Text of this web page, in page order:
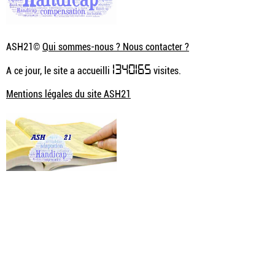
ASH21©Qui sommes-nous ? Nous contacter ?
A ce jour, le site a accueilli 1340165visites.
Mentions légales du site ASH21